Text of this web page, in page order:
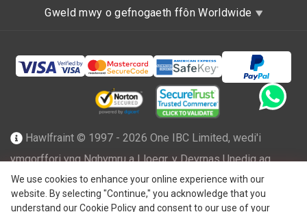
We use cookies to enhance your online experience with our
website. By selecting "Continue," you acknowledge that you
understand our Cookie Policy and consent to our use of your
Gweld mwy o gefnogaeth ffôn Worldwide
Hawlfraint © 1997 - 2026 One IBC Limited, wedi'i
ymgorffori yng Nghymru a Lloegr, y Deyrnas Unedig ag
atebolrwydd cyfyngedig ac aelod-gwmni o rwydwaith One
IBC o endid cyfreithiol annibynnol ac ar wahân sy'n